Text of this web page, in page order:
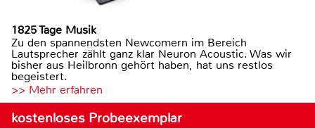
1825 Tage Musik
Zu den spannendsten Newcomern im Bereich
Lautsprecher zählt ganz klar Neuron Acoustic. Was wir
bisher aus Heilbronn gehört haben, hat uns restlos
begeistert.
>> Mehr erfahren
kostenloses Probeexemplar